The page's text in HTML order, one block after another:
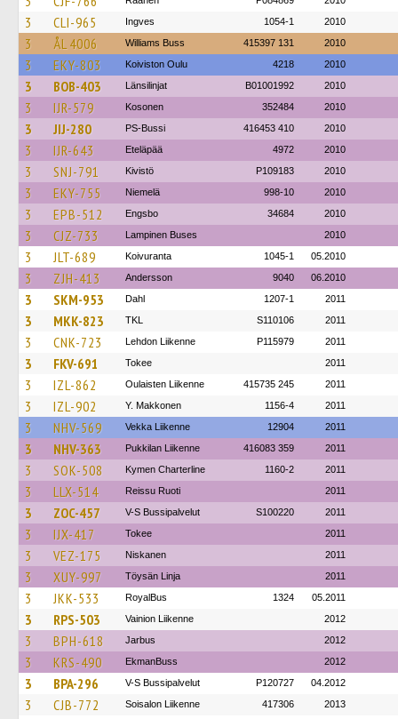
3 CLI-965 Ingves 1054-1 2010
3 ÅL 4006 Williams Buss 415397 131 2010
3 EKY-803 Koiviston Oulu 4218 2010
3 BOB-403 Länsilinjat B01001992 2010
3 IJR-579 Kosonen 352484 2010
3 JIJ-280 PS-Bussi 416453 410 2010
3 IJR-643 Eteläpää 4972 2010
3 SNJ-791 Kivistö P109183 2010
3 EKY-755 Niemelä 998-10 2010
3 EPB-512 Engsbo 34684 2010
3 CJZ-733 Lampinen Buses 2010
3 JLT-689 Koivuranta 1045-1 05.2010
3 ZJH-413 Andersson 9040 06.2010
3 SKM-953 Dahl 1207-1 2011
3 MKK-823 TKL S110106 2011
3 CNK-723 Lehdon Liikenne P115979 2011
3 FKV-691 Tokee 2011
3 IZL-862 Oulaisten Liikenne 415735 245 2011
3 IZL-902 Y. Makkonen 1156-4 2011
3 NHV-569 Vekka Liikenne 12904 2011
3 NHV-363 Pukkilan Liikenne 416083 359 2011
3 SOK-508 Kymen Charterline 1160-2 2011
3 LLX-514 Reissu Ruoti 2011
3 ZOC-457 V-S Bussipalvelut S100220 2011
3 IJX-417 Tokee 2011
3 VEZ-175 Niskanen 2011
3 XUY-997 Töysän Linja 2011
3 JKK-533 RoyalBus 1324 05.2011
3 RPS-503 Vainion Liikenne 2012
3 BPH-618 Jarbus 2012
3 KRS-490 EkmanBuss 2012
3 BPA-296 V-S Bussipalvelut P120727 04.2012
3 CJB-772 Soisalon Liikenne 417306 2013